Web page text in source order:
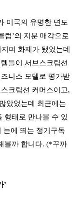
미국의 유명한 면도
럽’의 지분 매각으로
며 화제가 됐었는데
들이 서브스크립션
니스 모델로 평가받
크립션 커머스이고,
았었는데 최근에는
형태로 만나볼 수 있
눈에 띄는 정기구독
볼까 합니다. (*꾸까
’